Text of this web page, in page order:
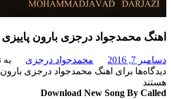
محمدجواد درجزی بارون پاییزی
2016
محمدجواد درجزی
برای اهنگ محمدجواد درجزی بارون پاییزی
به نام
Download New Song By